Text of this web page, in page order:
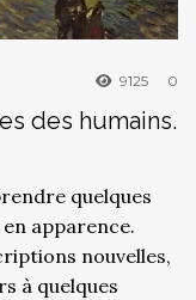
9125 0
des humains.
quelques
apparence.
nouvelles,
à quelques